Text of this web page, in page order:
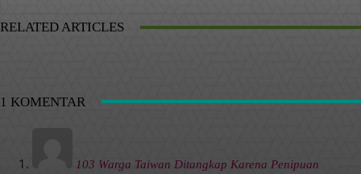
RELATED ARTICLES
1 KOMENTAR
103 Warga Taiwan Ditangkap Karena Penipuan